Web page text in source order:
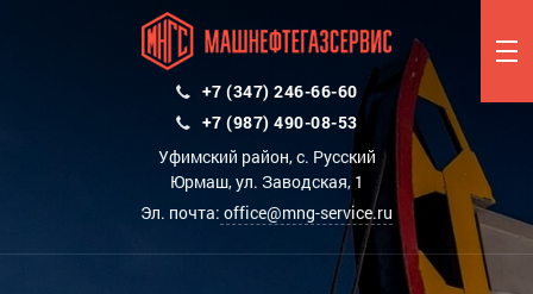
+7 (347) 246-66-60
+7 (987) 490-08-53
Уфимский район, с. Русский
Юрмаш, ул. Заводская, 1
Эл. почта: office@mng-service.ru